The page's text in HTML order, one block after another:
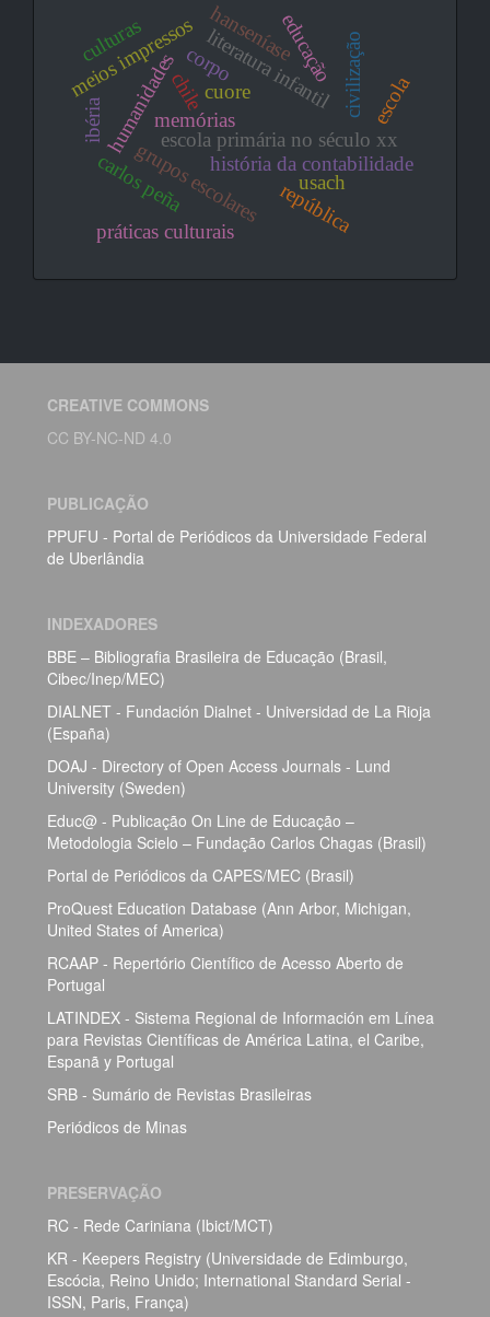
escola primária no século xx
grupos escolares
memórias
carlos peña
humanidades
história da contabilidade
chile
usach
meios impressosliteratura infantil
cuore civilização
educação
hanseníase
corpo
república
escola
práticas culturais
culturas
ibéria
CREATIVE COMMONS
CC BY-NC-ND 4.0
PUBLICAÇÃO
PPUFU - Portal de Periódicos da Universidade Federal
de Uberlândia
INDEXADORES
BBE – Bibliografia Brasileira de Educação (Brasil,
Cibec/Inep/MEC)
DIALNET - Fundación Dialnet - Universidad de La Rioja
(España)
DOAJ - Directory of Open Access Journals - Lund
University (Sweden)
Educ@ - Publicação On Line de Educação –
Metodologia Scielo – Fundação Carlos Chagas (Brasil)
Portal de Periódicos da CAPES/MEC (Brasil)
ProQuest Education Database (Ann Arbor, Michigan,
United States of America)
RCAAP - Repertório Científico de Acesso Aberto de
Portugal
LATINDEX - Sistema Regional de Información em Línea
para Revistas Científicas de América Latina, el Caribe,
Espanã y Portugal
SRB - Sumário de Revistas Brasileiras
Periódicos de Minas
PRESERVAÇÃO
RC - Rede Cariniana (Ibict/MCT)
KR - Keepers Registry (Universidade de Edimburgo,
Escócia, Reino Unido; International Standard Serial -
ISSN, Paris, França)